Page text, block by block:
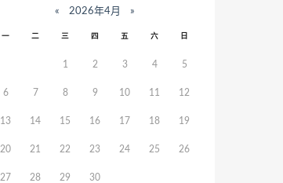
« 2026年4月 »
一 二 三 四 五 六 日
1 2 3 4 5
6 7 8 9 10 11 12
13 14 15 16 17 18 19
20 21 22 23 24 25 26
27 28 29 30